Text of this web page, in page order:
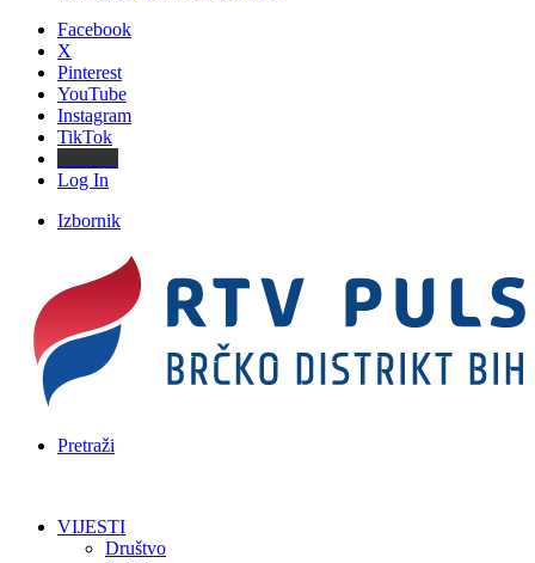
Facebook
X
Pinterest
YouTube
Instagram
TikTok
Log In
Izbornik
Pretraži
VIJESTI
Društvo